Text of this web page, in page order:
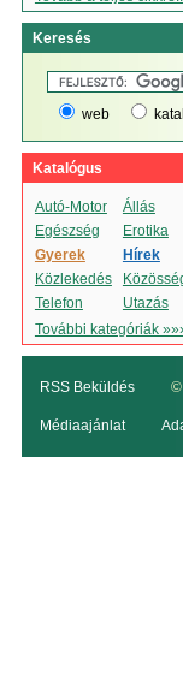
Keresés
web
Katalógus
Autó-Motor Állás
Egészség
Erotika
Gyerek
Hírek
Közlekedés
Telefon
Utazás
További kategóriák
RSS Beküldés ©
Médiaajánlat